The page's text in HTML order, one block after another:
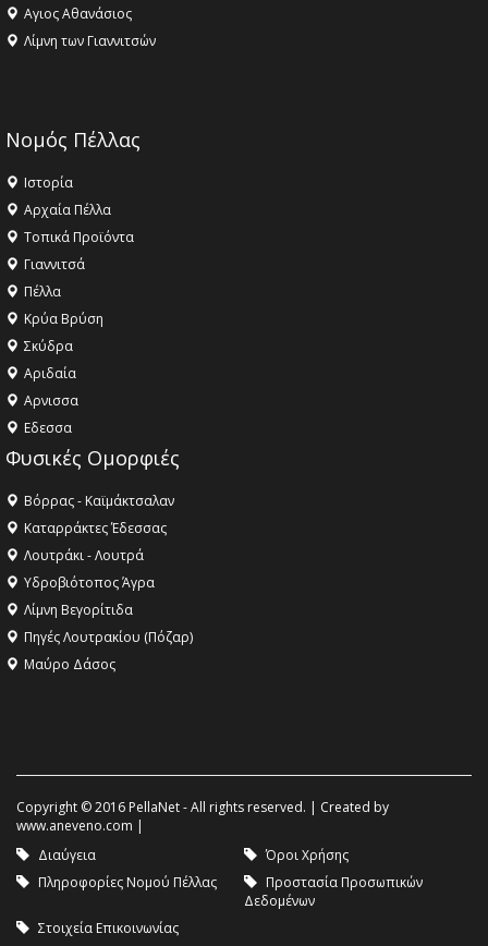
Αγιος Αθανάσιος
Λίμνη των Γιαννιτσών
Νομός Πέλλας
Ιστορία
Αρχαία Πέλλα
Τοπικά Προϊόντα
Γιαννιτσά
Πέλλα
Κρύα Βρύση
Σκύδρα
Αριδαία
Aρνισσα
Eδεσσα
Φυσικές Ομορφιές
Βόρρας - Καϊμάκτσαλαν
Καταρράκτες Έδεσσας
Λουτράκι - Λουτρά
Υδροβιότοπος Άγρα
Λίμνη Βεγορίτιδα
Πηγές Λουτρακίου (Πόζαρ)
Μαύρο Δάσος
Copyright © 2016 PellaNet - All rights reserved. | Created by
www.aneveno.com |
Διαύγεια
Όροι Χρήσης
Πληροφορίες Νομού Πέλλας
Προστασία Προσωπικών
Δεδομένων
Στοιχεία Επικοινωνίας